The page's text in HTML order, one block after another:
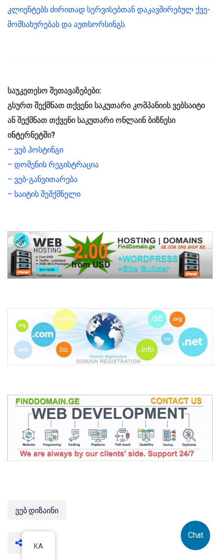
კლიენტებს ძირითად სერვისებთან დაკავშირებულ ქვე-
მომსახურებას და აუთსორსინგს.
საუკეთესო შეთავაზებები:
გსურთ შექმნათ თქვენი საკუთარი კომპანიის ვებსაიტი
ან შექმნათ თქვენი საკუთარი ონლაინ ბიზნესი
ინტერნეტში?
– ვებ ჰოსტინგი
– დომენის რეგისტრაცია
– ვებ-განვითარება
– საიტის შემქმნელი
ვებ დიზაინი
Chat
KA